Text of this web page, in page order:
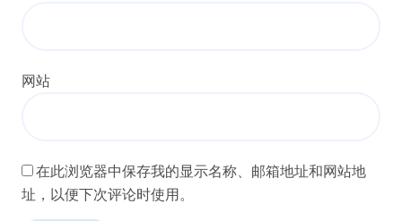
网站
在此浏览器中保存我的显示名称、邮箱地址和网站地
址，以便下次评论时使用。